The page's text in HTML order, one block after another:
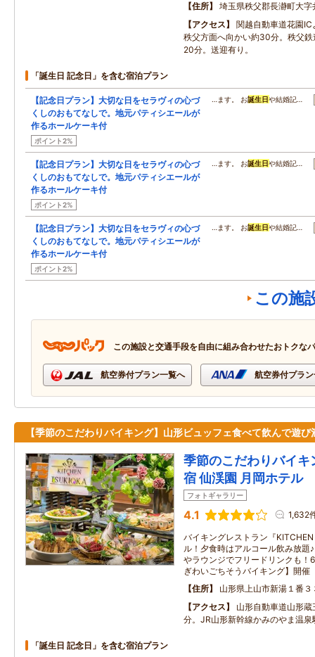
住所
埼玉県秩父郡長瀞町大字
アクセス
関越自動車道花園
秩父方面へ向かい約30分。秩父
20分。送迎有り。
「誕生日 記念日」を含む宿泊プラン
【記念日プラン】大切な日をセラヴィの心づ
くしのおもてなしで。地元パティシエールが
作るホールケーキ付
ポイント2%
…ます。 お誕生日や結婚記…
【記念日プラン】大切な日をセラヴィの心づ
くしのおもてなしで。地元パティシエールが
作るホールケーキ付
ポイント2%
…ます。 お誕生日や結婚記…
【記念日プラン】大切な日をセラヴィの心づ
くしのおもてなしで。地元パティシエールが
作るホールケーキ付
ポイント2%
…ます。 お誕生日や結婚記…
この施
この施設と交通手段を自由に組み合わせたおトクな
航空券付プラン一覧へ 航空券付プラ
【季節のこだわりバイキング】山形ビュッフェ食べて飲んで遊び
季節のこだわりバイキ
宿 仙渓園 月岡ホテル
フォトギャラリー
4.1 1,632
バイキングレストラン『
ル！夕食時はアルコール飲み放題
やラウンジでフリードリンクも！
ぎわいごちそうバイキング】開催
住所
山形県上山市新湯１番３
アクセス
山形自動車道山形
分。JR山形新幹線かみのやま温
「誕生日 記念日」を含む宿泊プラン